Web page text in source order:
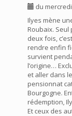
du
Ilyes mène
Roubaix.
deux fois,
rendre enfin
survient
l’origine…
et aller dans
pensionnat
Bourgogne.
rédemption,
Et ceux des